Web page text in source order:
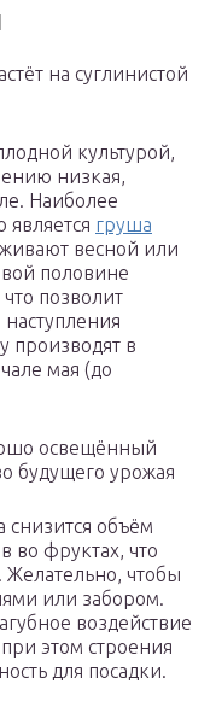
на суглинистой
культурой,
низкая,
Наиболее
является груша
весной или
половине
позволит
производят в
мая (до
освещённый
будущего урожая
снизится объём
во фруктах, что
Желательно, чтобы
или забором.
воздействие
этом строения
для посадки.